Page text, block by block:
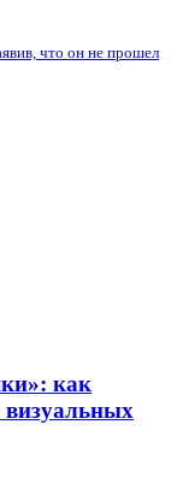
что он не прошел
как
визуальных